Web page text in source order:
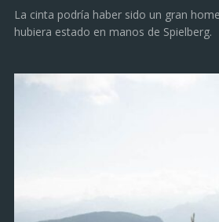
La cinta podría haber sido un gran
hubiera estado en manos de Spielberg.